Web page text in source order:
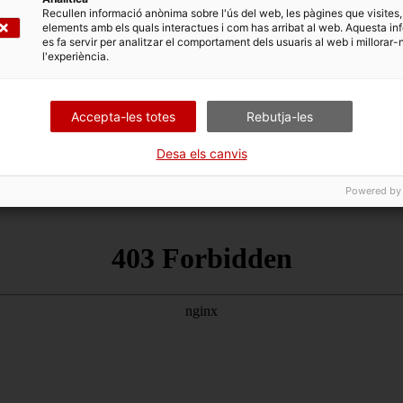
dels temes de debat del segon espai SubRosa en el
en el segon capítol de la sèrie Off the record
d'Art Comunitari (LAC), i amb Gigi d’Ermoggine,
(Treball, migració, governança)
Recullen informació anònima sobre l'ús del web, les pàgines que
elements amb els quals interactues i com has arribat al web. Aquesta
es fa servir per analitzar el comportament dels usuaris al web i millorar-
l'experiència.
Accepta-les totes Rebutja-les
Desa els canvis
Powered by